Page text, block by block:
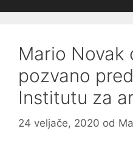
Mario Novak
pozvano
Institutu za
24 veljače, 2020 od